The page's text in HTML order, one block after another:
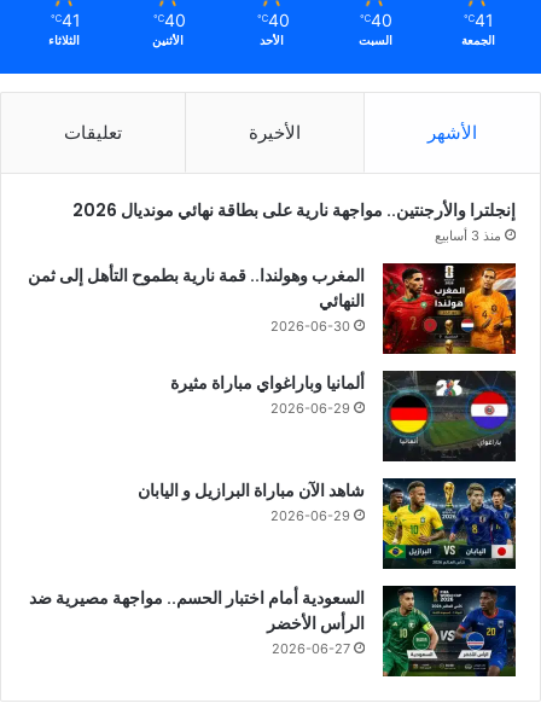
41
℃
الجمعة
40
℃
السبت
40
℃
الأحد
40
℃
الأثنين
41
℃
الثلاثاء
الأشهر الأخيرة تعليقات
إنجلترا والأرجنتين.. مواجهة نارية على بطاقة نهائي مونديال 2026
منذ 3 أسابيع
المغرب وهولندا.. قمة نارية بطموح التأهل إلى ثمن
النهائي
2026-06-30
ألمانيا وباراغواي مباراة مثيرة
2026-06-29
شاهد الآن مباراة البرازيل و اليابان
2026-06-29
السعودية أمام اختبار الحسم.. مواجهة مصيرية ضد
الرأس الأخضر
2026-06-27